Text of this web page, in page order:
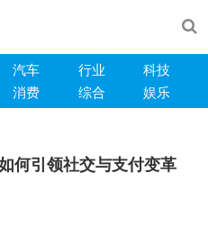
汽车 行业
科技
消费 综合 娱乐
何引领社交与支付变革